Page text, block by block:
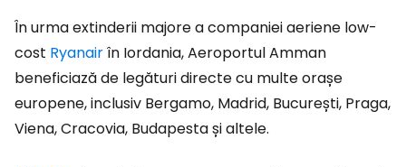
În urma extinderii majore a companiei aeriene low-
cost Ryanairîn Iordania, Aeroportul Amman
beneficiază de legături directe cu multe orașe
europene, inclusiv Bergamo, Madrid, București, Praga,
Viena, Cracovia, Budapesta și altele.